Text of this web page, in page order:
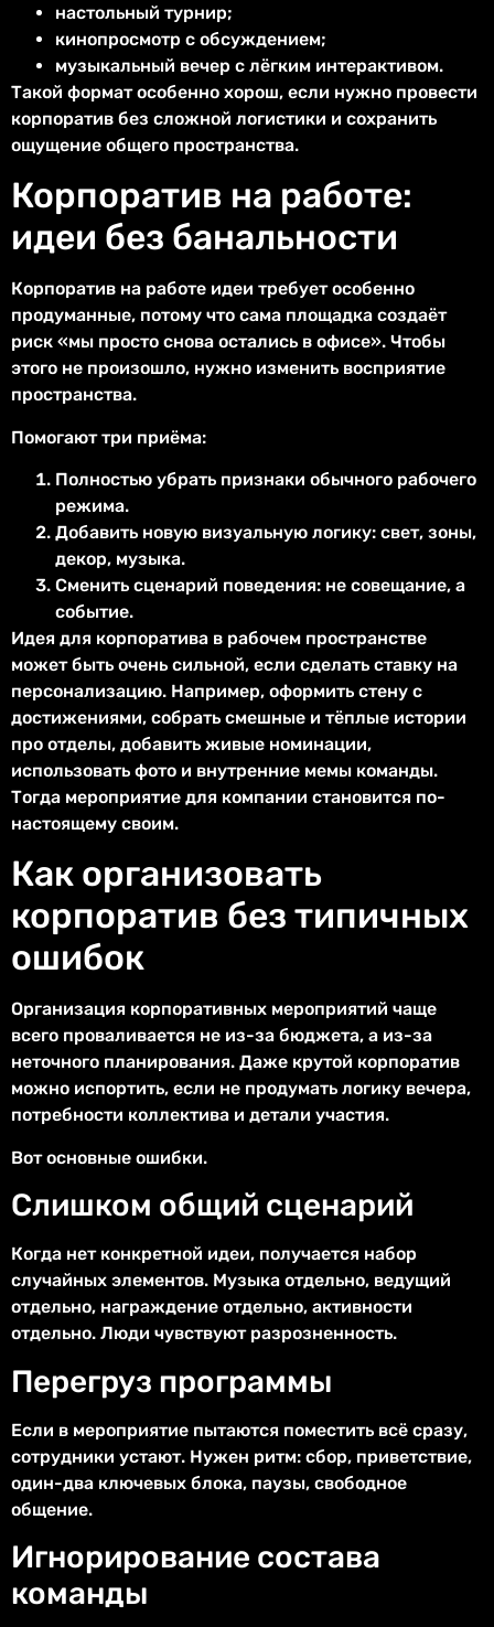
настольный турнир;
кинопросмотр с обсуждением;
музыкальный вечер с лёгким интерактивом.
Такой формат особенно хорош, если нужно провести
корпоратив без сложной логистики и сохранить
ощущение общего пространства.
Корпоратив на работе:
идеи без банальности
Корпоратив на работе идеи требует особенно
продуманные, потому что сама площадка создаёт
риск «мы просто снова остались в офисе». Чтобы
этого не произошло, нужно изменить восприятие
пространства.
Помогают три приёма:
Полностью убрать признаки обычного рабочего
режима.
Добавить новую визуальную логику: свет, зоны,
декор, музыка.
Сменить сценарий поведения: не совещание, а
событие.
Идея для корпоратива в рабочем пространстве
может быть очень сильной, если сделать ставку на
персонализацию. Например, оформить стену с
достижениями, собрать смешные и тёплые истории
про отделы, добавить живые номинации,
использовать фото и внутренние мемы команды.
Тогда мероприятие для компании становится по-
настоящему своим.
Как организовать
корпоратив без типичных
ошибок
Организация корпоративных мероприятий чаще
всего проваливается не из-за бюджета, а из-за
неточного планирования. Даже крутой корпоратив
можно испортить, если не продумать логику вечера,
потребности коллектива и детали участия.
Вот основные ошибки.
Слишком общий сценарий
Когда нет конкретной идеи, получается набор
случайных элементов. Музыка отдельно, ведущий
отдельно, награждение отдельно, активности
отдельно. Люди чувствуют разрозненность.
Перегруз программы
Если в мероприятие пытаются поместить всё сразу,
сотрудники устают. Нужен ритм: сбор, приветствие,
один-два ключевых блока, паузы, свободное
общение.
Игнорирование состава
команды